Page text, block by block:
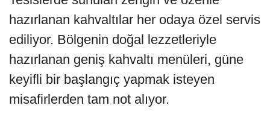
hazırlanan kahvaltılar her odaya özel servis
ediliyor. Bölgenin doğal lezzetleriyle
hazırlanan geniş kahvaltı menüleri, güne
keyifli bir başlangıç yapmak isteyen
misafirlerden tam not alıyor.